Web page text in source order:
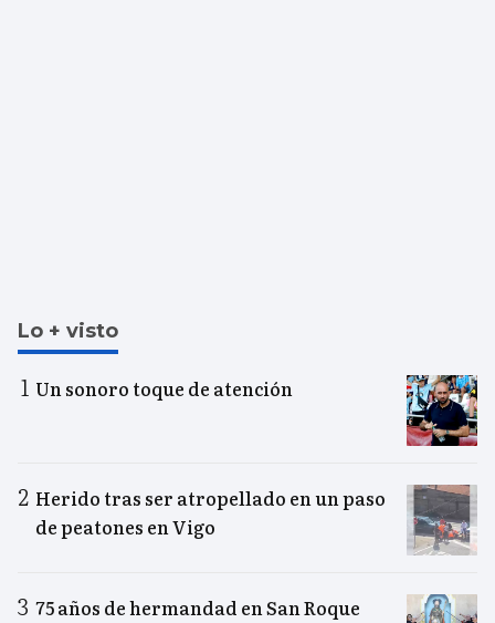
Lo + visto
Un sonoro toque de atención
Herido tras ser atropellado en un paso
de peatones en Vigo
75 años de hermandad en San Roque